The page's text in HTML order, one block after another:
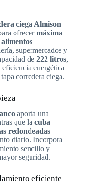
ciega Almison
ofrecermáxima
supermercados y
de 222 litros,
energética
corredera ciega.
aporta una
que la cuba
redondeadas
diario. Incorpora
sencillo y
seguridad.
eficiente